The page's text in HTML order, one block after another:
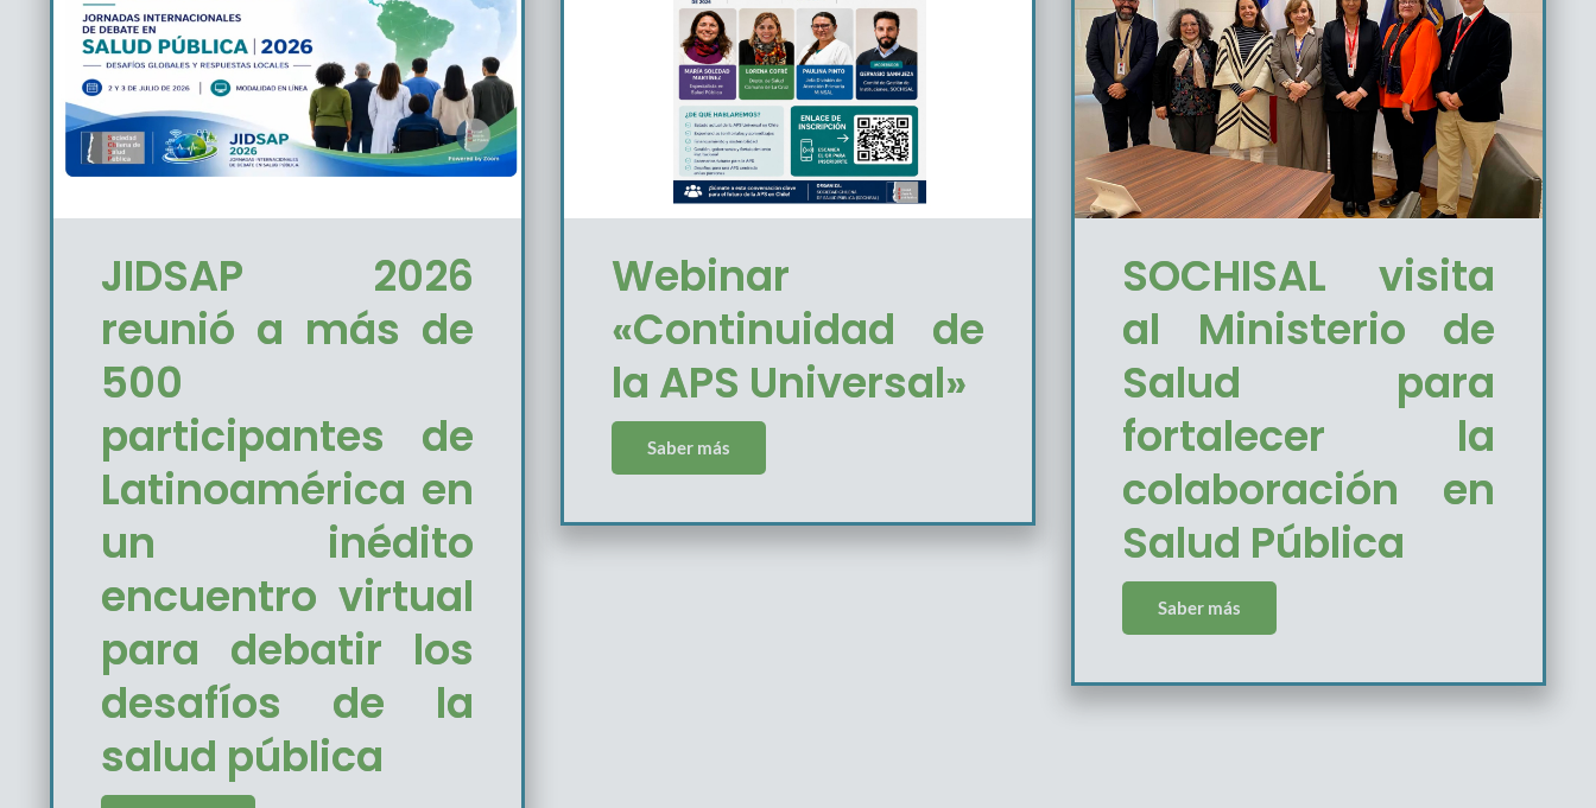
JIDSAP 2026
reunió a más de
500
participantes de
Latinoamérica en
un inédito
encuentro virtual
para debatir los
desafíos de la
salud pública
Webinar
«Continuidad de
la APS Universal»
Saber más
SOCHISAL visita
al Ministerio de
Salud para
fortalecer la
colaboración en
Salud Pública
Saber más